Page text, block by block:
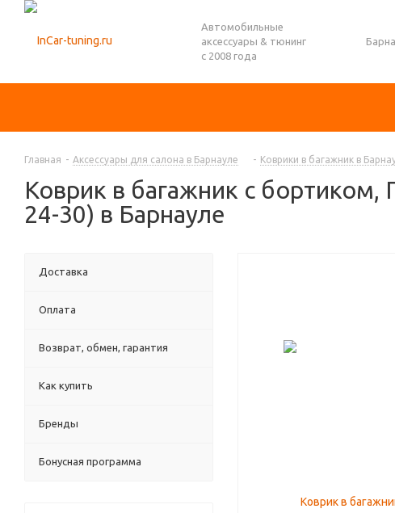
Автомобильные
аксессуары & тюнинг
с 2008 года
Главная - Аксессуары для салона в Барнауле - Коврики в багажник в
Коврик в багажник с бортиком,
24-30) в Барнауле
Доставка
Оплата
Возврат, обмен, гарантия
Как купить
Бренды
Бонусная программа